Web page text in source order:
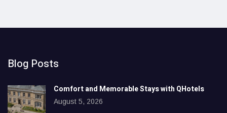
Blog Posts
Comfort and Memorable Stays with QHotels
August 5, 2026